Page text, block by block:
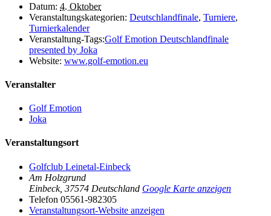
Datum: 4. Oktober
Veranstaltungskategorien: Deutschlandfinale, Turniere,
Turnierkalender
Veranstaltung-Tags:Golf Emotion Deutschlandfinale
presented by Joka
Website: www.golf-emotion.eu
Veranstalter
Golf Emotion
Joka
Veranstaltungsort
Golfclub Leinetal-Einbeck
Am Holzgrund
Einbeck, 37574 Deutschland Google Karte anzeigen
Telefon 05561-982305
Veranstaltungsort-Website anzeigen